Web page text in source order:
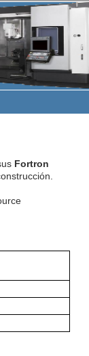
Fortron